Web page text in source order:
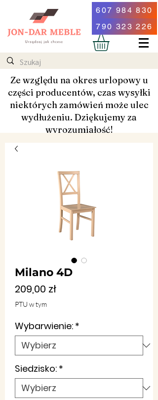
607 984 830
790 323 226
Ze względu na okres urlopowy u
części producentów, czas wysyłki
niektórych zamówień może ulec
wydłużeniu. Dziękujemy za
wyrozumiałość!
Milano 4D
209,00 złCena
PTU w tym
Wybarwienie: *
Siedzisko: *